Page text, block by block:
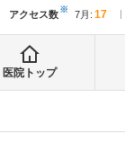
アクセス数※ 7月 : 17
医院トップ